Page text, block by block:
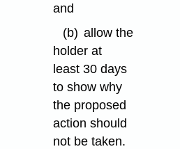
and
(b) allow the
holder at
least 30 days
to show why
the proposed
action should
not be taken.